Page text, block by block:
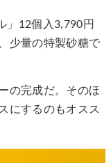
」12個入3,790円
少量の特製砂糖で
の完成だ。そのほ
にするのもオスス